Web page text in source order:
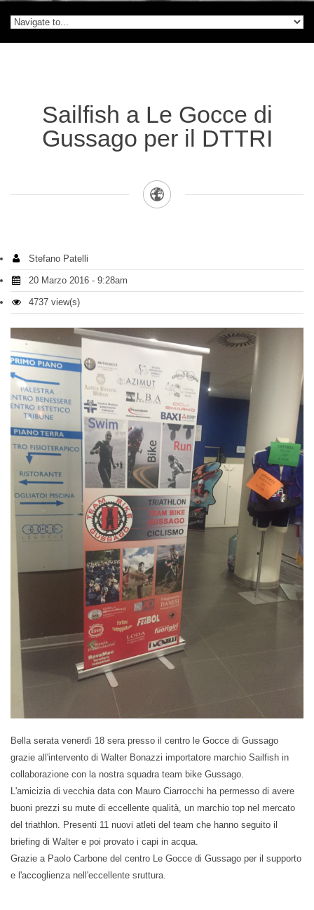
Sailfish a Le Gocce di
Gussago per il DTTRI
Stefano Patelli
20 Marzo 2016 - 9:28am
4737 view(s)
Bella serata venerdì 18 sera presso il centro le Gocce di Gussago
grazie all'intervento di Walter Bonazzi importatore marchio Sailfish in
collaborazione con la nostra squadra team bike Gussago.
L'amicizia di vecchia data con Mauro Ciarrocchi ha permesso di avere
buoni prezzi su mute di eccellente qualità, un marchio top nel mercato
del triathlon. Presenti 11 nuovi atleti del team che hanno seguito il
briefing di Walter e poi provato i capi in acqua.
Grazie a Paolo Carbone del centro Le Gocce di Gussago per il supporto
e l'accoglienza nell'eccellente sruttura.